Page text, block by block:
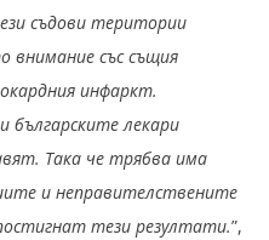
съдови територии
внимание със същия
инфаркт.
българските лекари
Така че трябва има
и неправителствените
тези резултати.”,